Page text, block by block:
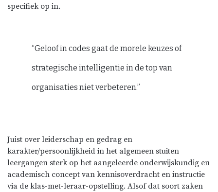
specifiek op in.
“Geloof in codes gaat de morele keuzes of
strategische intelligentie in de top van
organisaties niet verbeteren.”
Juist over leiderschap en gedrag en
karakter/persoonlijkheid in het algemeen stuiten
leergangen sterk op het aangeleerde onderwijskundig en
academisch concept van kennisoverdracht en instructie
via de klas-met-leraar-opstelling. Alsof dat soort zaken